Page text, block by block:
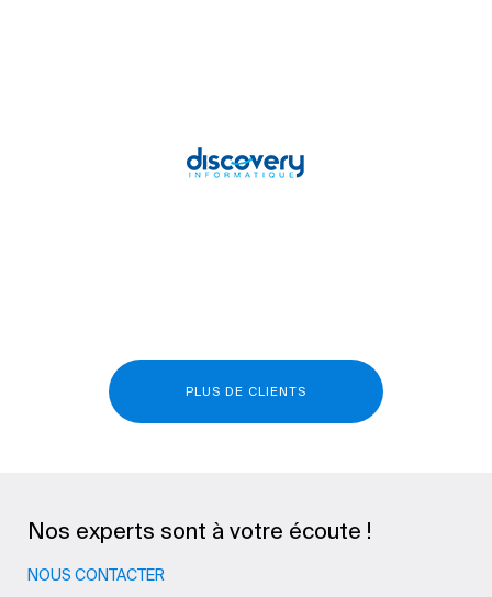
PLUS DE CLIENTS
Nos experts sont à votre écoute !
NOUS CONTACTER